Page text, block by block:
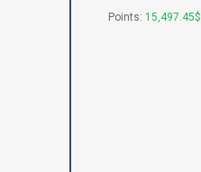
Points: 15,497.45$